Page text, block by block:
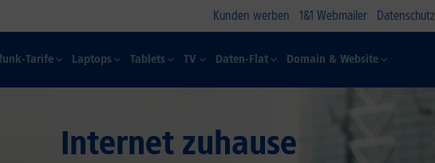
Kunden werben 1&1 Webmailer Datenschutz
Tarife Laptops Tablets TV Daten-Flat Domain & Website
Internet zuhause